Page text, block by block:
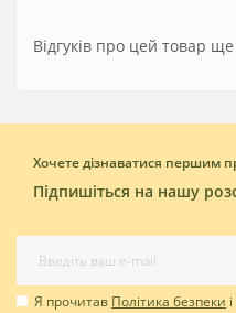
Відгуків про цей товар
Хочете дізнаватися першим
Підпишіться на нашу
Я прочитав Політика безпеки